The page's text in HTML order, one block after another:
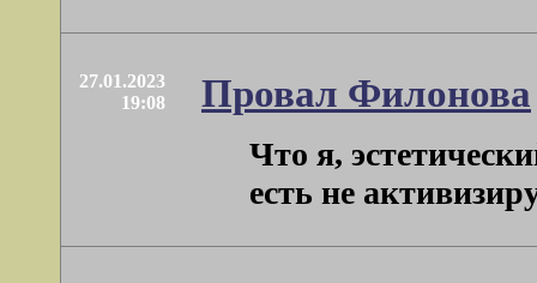
27.01.2023
19:08
Провал Филонова
Что я,
есть не